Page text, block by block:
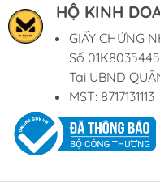
HỘ KINH
GIẤY CHỨNG
Số
Tại UBND
MST: 8717131113